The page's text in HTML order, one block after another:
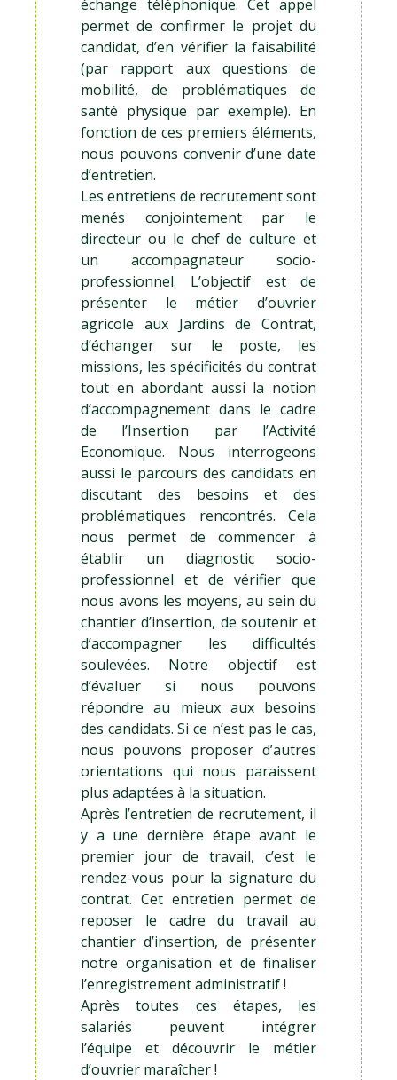
échange téléphonique. Cet appel
permet de confirmer le projet du
candidat, d’en vérifier la faisabilité
(par rapport aux questions de
mobilité, de problématiques de
santé physique par exemple). En
fonction de ces premiers éléments,
nous pouvons convenir d’une date
d’entretien.
Les entretiens de recrutement sont
menés conjointement par le
directeur ou le chef de culture et
un accompagnateur socio-
professionnel. L’objectif est de
présenter le métier d’ouvrier
agricole aux Jardins de Contrat,
d’échanger sur le poste, les
missions, les spécificités du contrat
tout en abordant aussi la notion
d’accompagnement dans le cadre
de l’Insertion par l’Activité
Economique. Nous interrogeons
aussi le parcours des candidats en
discutant des besoins et des
problématiques rencontrés. Cela
nous permet de commencer à
établir un diagnostic socio-
professionnel et de vérifier que
nous avons les moyens, au sein du
chantier d’insertion, de soutenir et
d’accompagner les difficultés
soulevées. Notre objectif est
d’évaluer si nous pouvons
répondre au mieux aux besoins
des candidats. Si ce n’est pas le cas,
nous pouvons proposer d’autres
orientations qui nous paraissent
plus adaptées à la situation.
Après l’entretien de recrutement, il
y a une dernière étape avant le
premier jour de travail, c’est le
rendez-vous pour la signature du
contrat. Cet entretien permet de
reposer le cadre du travail au
chantier d’insertion, de présenter
notre organisation et de finaliser
l’enregistrement administratif !
Après toutes ces étapes, les
salariés peuvent intégrer
l’équipe et découvrir le métier
d’ouvrier maraîcher !